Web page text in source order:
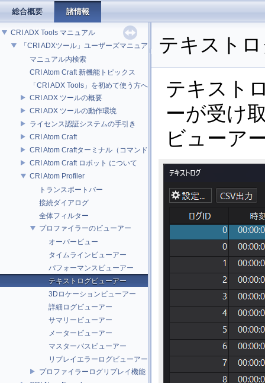
総合概要 諸情報
CRI ADX Tools マニュアル
「CRI ADXツール」ユーザーズマニュアル
マニュアル内検索
CRI Atom Craft 新機能トピックス
「CRI ADX Tools」を初めて使う方へ
CRI ADX ツールの概要
CRI ADX ツールの動作環境
ライセンス認証システムの手引き
CRI Atom Craft
CRI Atom Craftターミナル（コマンドライン）ビルドについて
CRI Atom Craft ロボット について
CRI Atom Profiler
トランスポートバー
接続ダイアログ
全体フィルター
プロファイラーのビューアー
オーバービュー
タイムラインビューアー
パフォーマンスビューアー
テキストログビューアー
3Dロケーションビューアー
詳細ログビューアー
サマリービューアー
メータービューアー
マスターバスビューアー
リプレイエラーログビューアー
プロファイラーログリプレイ機能
テキスト
テキスト
ーが受け
ビューア